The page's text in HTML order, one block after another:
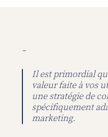
-
Il est primordial
valeur faite à vos
une stratégie de
spécifiquement
marketing.